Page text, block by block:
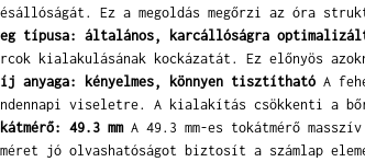
Ez a megoldás megőrzi az óra
típusa: általános, karcállóságra
kialakulásának kockázatát. Ez előnyös
anyaga: kényelmes, könnyen tisztíthatóA
viseletre. A kialakítás csökkenti a
49.3 mmA 49.3 mm-es tokátmérő
jó olvashatóságot biztosít a számlap